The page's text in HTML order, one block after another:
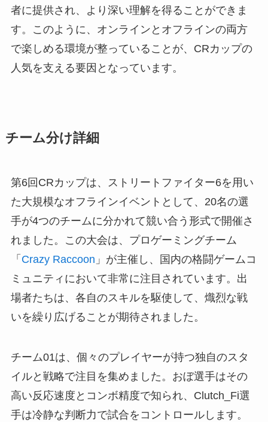
者に提供され、より深い理解を得ることができま
す。このように、オンラインとオフラインの両方
で楽しめる環境が整っていることが、CRカップの
人気を支える要因となっています。
チーム分け詳細
第6回CRカップは、ストリートファイター6を用い
た大規模なオフラインイベントとして、20名の選
手が4つのチームに分かれて競い合う形式で開催さ
れました。この大会は、プロゲーミングチーム
「 Crazy Raccoon 」が主催し、国内の格闘ゲームコ
ミュニティにおいて非常に注目されています。出
場者たちは、各自のスキルを駆使して、熾烈な戦
いを繰り広げることが期待されました。
チーム01は、個々のプレイヤーが持つ独自のスタ
イルと戦略で注目を集めました。おぼ選手はその
高い反応速度とコンボ精度で知られ、Clutch_Fi選
手は冷静な判断力で試合をコントロールします。